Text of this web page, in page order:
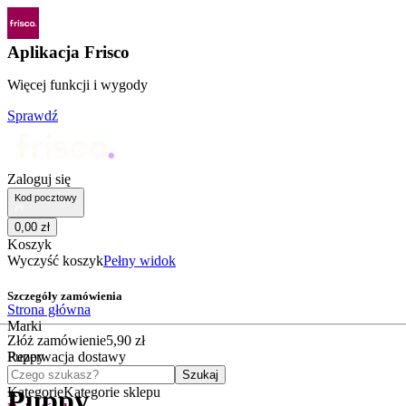
Aplikacja Frisco
Więcej funkcji i wygody
Sprawdź
Zaloguj się
Kod pocztowy
0,00 zł
Koszyk
Wyczyść koszykPełny widok
Szczegóły zamówienia
Złóż zamówienie5,90 zł
Rezerwacja dostawy
Czego szukasz?
Szukaj
KategorieKategorie sklepu
Strona główna
Marki
Puppy